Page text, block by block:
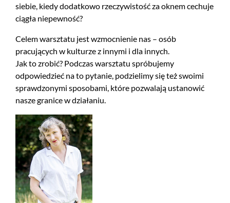
siebie, kiedy dodatkowo rzeczywistość za oknem cechuje
ciągła niepewność?
Celem warsztatu jest wzmocnienie nas – osób
pracujących w kulturze z innymi i dla innych.
Jak to zrobić? Podczas warsztatu spróbujemy
odpowiedzieć na to pytanie, podzielimy się też swoimi
sprawdzonymi sposobami, które pozwalają ustanowić
nasze granice w działaniu.